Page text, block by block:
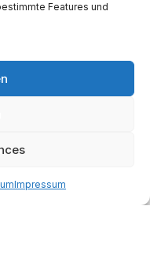
Features und
Impressum